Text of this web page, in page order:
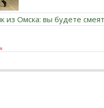
из Омска: вы будете